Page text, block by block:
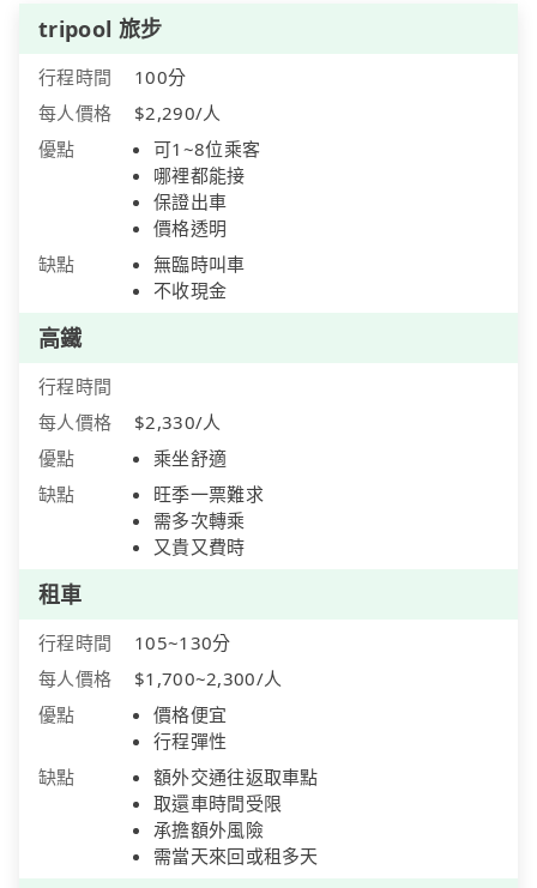
tripool 旅步
行程時間
100分
每人價格
$2,290/人
優點
可1~8位乘客
哪裡都能接
保證出車
價格透明
缺點
無臨時叫車
不收現金
高鐵
行程時間
每人價格
$2,330/人
優點
乘坐舒適
缺點
旺季一票難求
需多次轉乘
又貴又費時
租車
行程時間
105~130分
每人價格
$1,700~2,300/人
優點
價格便宜
行程彈性
缺點
額外交通往返取車點
取還車時間受限
承擔額外風險
需當天來回或租多天